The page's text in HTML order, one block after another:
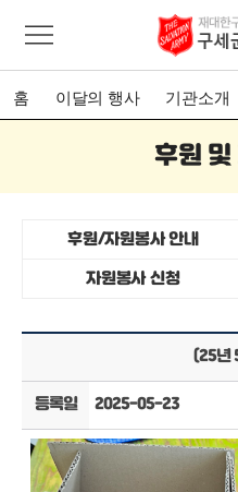
홈 이달의 행사 기관소개
후원
후원/자원봉사 안내
자원봉사 신청
(25년
등록일
2025-05-23